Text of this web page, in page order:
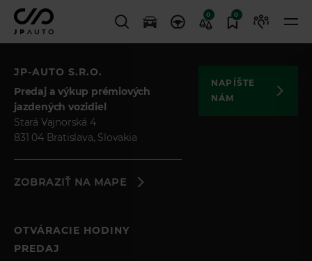
0 0
JP-AUTO S.R.O.
Predaj a výkup prémiových
jazdených vozidiel
Stará Vajnorská 4
831 04 Bratislava, Slovakia
ZOBRAZIŤ NA MAPE
NAPÍŠTE
NÁM
OTVÁRACIE HODINY
PREDAJ